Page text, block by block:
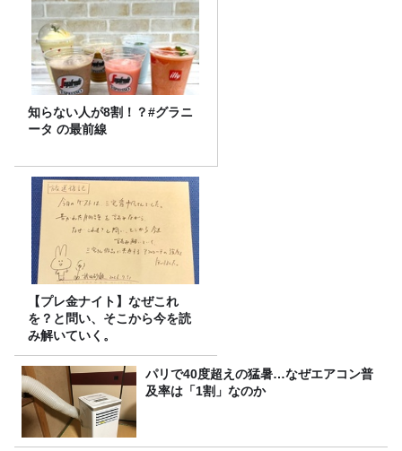
知らない人が8割！？#グラニ
ータ の最前線
【プレ金ナイト】なぜこれ
を？と問い、そこから今を読
み解いていく。
パリで40度超えの猛暑…なぜエアコン普
及率は「1割」なのか